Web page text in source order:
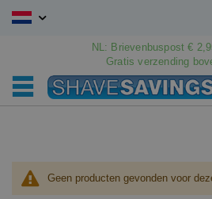
Ga
NL: Brievenbuspost €
Gratis verzending
Geen producten gevonden voor